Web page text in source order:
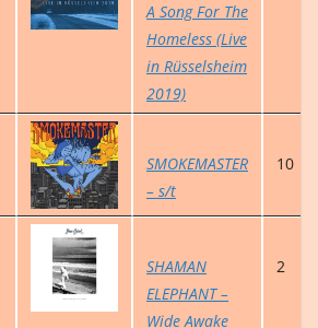
A Song For The
Homeless (Live
in Rüsselsheim
2019)
SMOKEMASTER
– s/t
10
SHAMAN
ELEPHANT –
Wide Awake
2